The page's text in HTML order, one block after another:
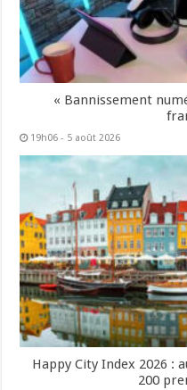
« Bannissement
19h06 - 5 août 2026
Happy City Index 2026 :
200